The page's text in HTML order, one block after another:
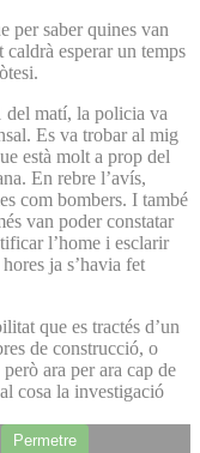
per saber quines van
caldrà esperar un temps
del matí, la policia va
Es va trobar al mig
està molt a prop del
En rebre l’avís,
com bombers. I també
van poder constatar
l’home i esclarir
ja s’havia fet
que es tractés d’un
de construcció, o
ara per ara cap de
cosa la investigació
Permetre